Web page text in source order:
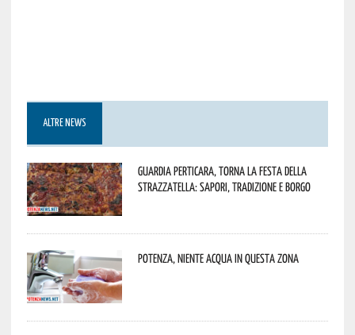
ALTRE NEWS
Guardia Perticara, torna la Festa della
Strazzatella: sapori, tradizione e borgo
Potenza, niente acqua in questa zona